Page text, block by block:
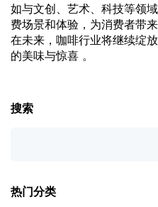
如与文创、艺术、科技等领
费场景和体验，为消费者带
在未来，咖啡行业将继续绽
的美味与惊喜 。
搜索
热门分类